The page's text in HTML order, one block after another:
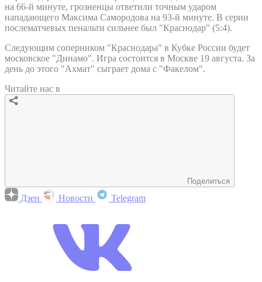
на 66-й минуте, грозненцы ответили точным ударом
нападающего Максима Самородова на 93-й минуте. В серии
послематчевых пенальти сильнее был "Краснодар" (5:4).
Следующим соперником "Краснодара" в Кубке России будет
московское "Динамо". Игра состоится в Москве 19 августа. За
день до этого "Ахмат" сыграет дома с "Факелом".
Читайте нас в
Поделиться
Дзен Новости Telegram